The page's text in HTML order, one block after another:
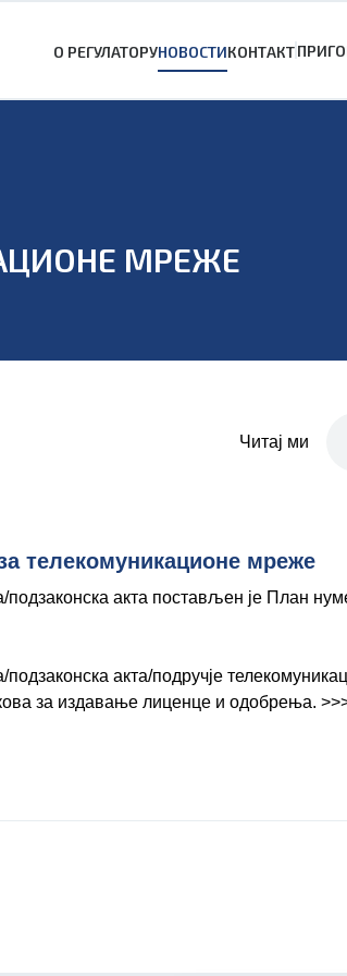
О РЕГУЛАТОРУНОВОСТИКОНТАКТ
МРЕЖЕ
Читај ми
телекомуникационе мреже
подзаконска акта постављен је План
акта/подручје
за издавање лиценце и одобрења.